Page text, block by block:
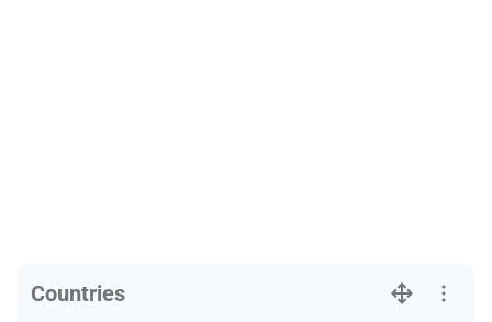
Countries